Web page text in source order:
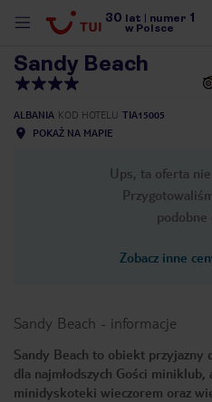
30 lat numer 1
w Polsce
Sandy Beach
ALBANIA KOD HOTELU TIA15005
POKAŻ NA MAPIE
Ups, ta oferta
podobne
Zobacz inne
Sandy Beach - informacje
Sandy Beach to obiekt przyjazny
dla najmłodszych Gości miniklub,
minidyskoteki wieczorem oraz